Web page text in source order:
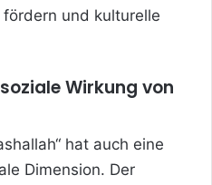
und kulturelle
Wirkung von
hat auch eine
Dimension. Der